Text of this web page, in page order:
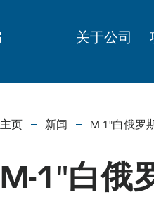
关于公司
主页 新闻 M-1"白俄罗
M-1"白俄